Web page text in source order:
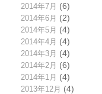
2014年7月 (6)
2014年6月 (2)
2014年5月 (4)
2014年4月 (4)
2014年3月 (4)
2014年2月 (6)
2014年1月 (4)
2013年12月 (4)